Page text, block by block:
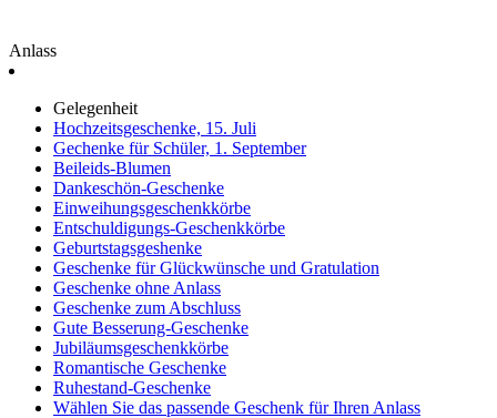
Anlass
Gelegenheit
Hochzeitsgeschenke, 15. Juli
Gechenke für Schüler, 1. September
Beileids-Blumen
Dankeschön-Geschenke
Einweihungsgeschenkkörbe
Entschuldigungs-Geschenkkörbe
Geburtstagsgeshenke
Geschenke für Glückwünsche und Gratulation
Geschenke ohne Anlass
Geschenke zum Abschluss
Gute Besserung-Geschenke
Jubiläumsgeschenkkörbe
Romantische Geschenke
Ruhestand-Geschenke
Wählen Sie das passende Geschenk für Ihren Anlass